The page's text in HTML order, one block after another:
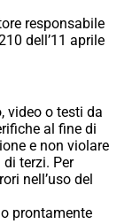
responsabile
dell’11 aprile
video o testi da
al fine di
e non violare
terzi. Per
nell’uso del
prontamente